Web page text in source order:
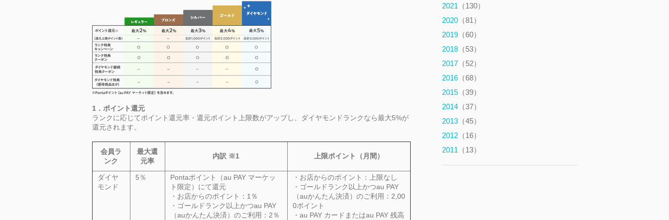
1．ポイント還元
ランクに応じてポイント還元率・還元ポイント上限数がアップし、ダイヤモンドランクなら最大5%が
還元されます。
会員ラ
ンク
最大還
元率
内訳 ※1 上限ポイント（月間）
ダイヤ
モンド
5％ Pontaポイント（au PAY マーケッ
ト限定）にて還元
・お店からのポイント：1％
・ゴールドランク以上かつau PAY
（auかんたん決済）のご利用：2％
・お店からのポイント：上限なし
・ゴールドランク以上かつau PAY
（auかんたん決済）のご利用：2,00
0ポイント
・au PAY カードまたはau PAY 残高
2021 （130）
2020（81）
2019（60）
2018（53）
2017（52）
2016（68）
2015（39）
2014（37）
2013（45）
2012（16）
2011 （13）